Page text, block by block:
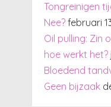
Tongreinigen
Nee? februari
Oil pulling: Zin
hoe werkt het?
Bloedend
Geen bijzaak